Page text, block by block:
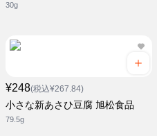
30g
¥248(税込¥267.84)
小さな新あさひ豆腐 旭松食品
79.5g